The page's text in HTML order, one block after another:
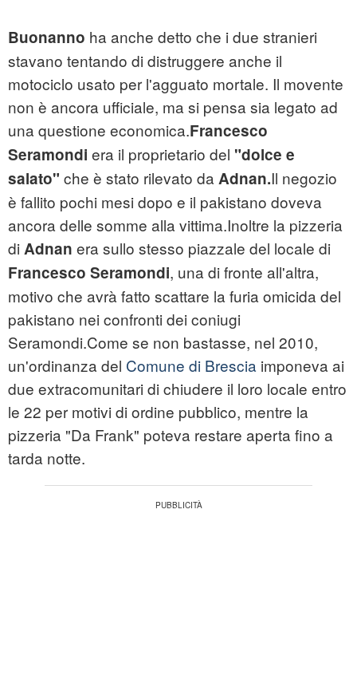
Buonanno ha anche detto che i due stranieri
stavano tentando di distruggere anche il
motociclo usato per l'agguato mortale. Il movente
non è ancora ufficiale, ma si pensa sia legato ad
una questione economica.Francesco
Seramondi era il proprietario del "dolce e
salato" che è stato rilevato da Adnan.Il negozio
è fallito pochi mesi dopo e il pakistano doveva
ancora delle somme alla vittima.Inoltre la pizzeria
di Adnan era sullo stesso piazzale del locale di
Francesco Seramondi, una di fronte all'altra,
motivo che avrà fatto scattare la furia omicida del
pakistano nei confronti dei coniugi
Seramondi.Come se non bastasse, nel 2010,
un'ordinanza del Comune di Brescia imponeva ai
due extracomunitari di chiudere il loro locale entro
le 22 per motivi di ordine pubblico, mentre la
pizzeria "Da Frank" poteva restare aperta fino a
tarda notte.